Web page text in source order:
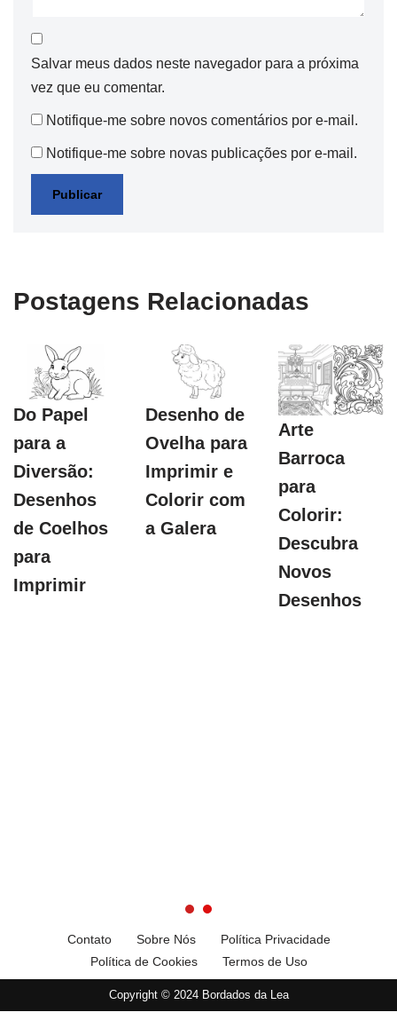
Salvar meus dados neste navegador para a próxima
vez que eu comentar.
Notifique-me sobre novos comentários por e-mail.
Notifique-me sobre novas publicações por e-mail.
Postagens Relacionadas
Do Papel
para a
Diversão:
Desenhos
de Coelhos
para
Imprimir
Desenho de
Ovelha para
Imprimir e
Colorir com
a Galera
Arte
Barroca
para
Colorir:
Descubra
Novos
Desenhos
Contato Sobre Nós
Política Privacidade
Política de Cookies
Termos de Uso
Copyright © 2024 Bordados da Lea